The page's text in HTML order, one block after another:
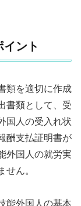
ント
類を適切に作成
書類として、受
国人の受入れ状
酬支払証明書が
外国人の就労実
せん。
能外国人の基本